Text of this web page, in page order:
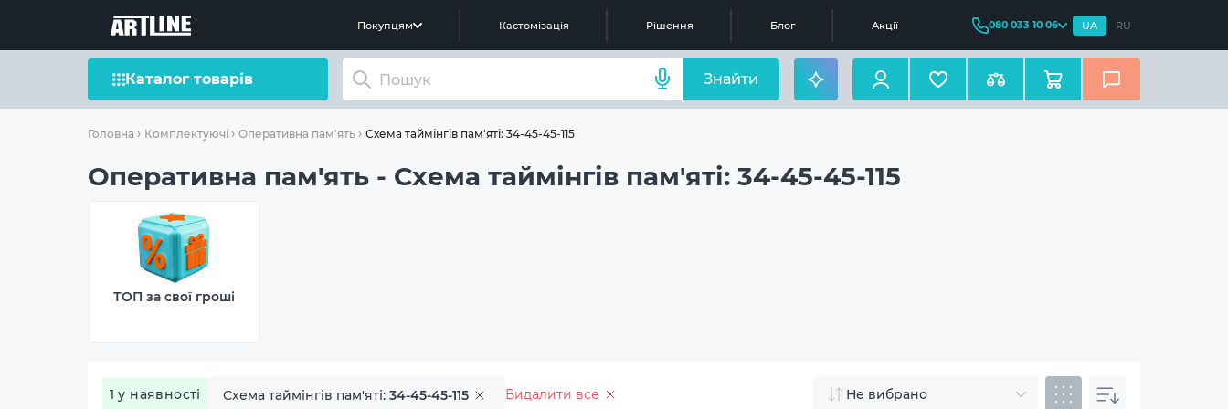
Покупцям Кастомізація Рішення Блог Акції 080 033 10 06 UA RU
Каталог товарів Знайти
Головна Комплектуючі Оперативна пам'ять Схема таймінгів пам'яті: 34-45-45-115
Оперативна пам'ять - Схема таймінгів пам'яті: 34-45-45-115
ТОП за свої гроші
1 у наявності Схема таймінгів пам'яті: 34-45-45-115 Видалити все Не вибрано